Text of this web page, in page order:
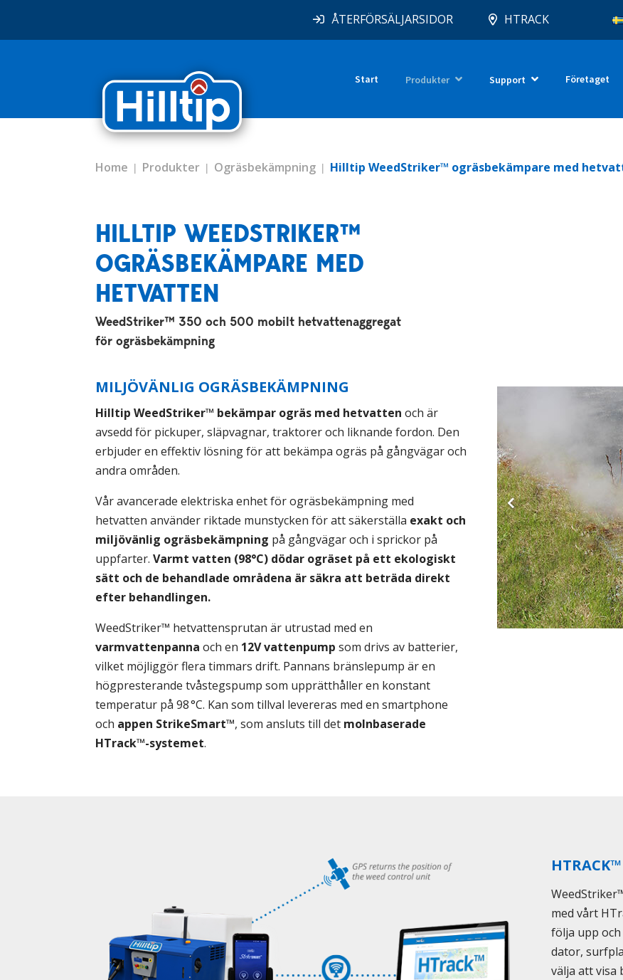
ÅTERFÖRSÄLJARSIDOR HTRACK
Start Produkter Support Företaget
Home Produkter Ogräsbekämpning Hilltip WeedStriker™ ogräsbekämpare med
HILLTIP WEEDSTRIKER™
OGRÄSBEKÄMPARE MED
HETVATTEN
WeedStriker™ 350 och 500 mobilt hetvattenaggregat
för ogräsbekämpning
MILJÖVÄNLIG OGRÄSBEKÄMPNING
Hilltip WeedStriker™ bekämpar ogräs med hetvatten och är
avsedd för pickuper, släpvagnar, traktorer och liknande fordon. Den
erbjuder en effektiv lösning för att bekämpa ogräs på gångvägar och
andra områden.
Vår avancerade elektriska enhet för ogräsbekämpning med
hetvatten använder riktade munstycken för att säkerställa exakt och
miljövänlig ogräsbekämpning på gångvägar och i sprickor på
uppfarter. Varmt vatten (98°C) dödar ogräset på ett ekologiskt
sätt och de behandlade områdena är säkra att beträda direkt
efter behandlingen.
WeedStriker™ hetvattensprutan är utrustad med en
varmvattenpanna och en 12V vattenpump som drivs av batterier,
vilket möjliggör flera timmars drift. Pannans bränslepump är en
högpresterande tvåstegspump som upprätthåller en konstant
temperatur på 98 °C. Kan som tillval levereras med en smartphone
och appen StrikeSmart™, som ansluts till det molnbaserade
HTrack™-systemet.
med vårt
följa upp
dator,
välja att visa